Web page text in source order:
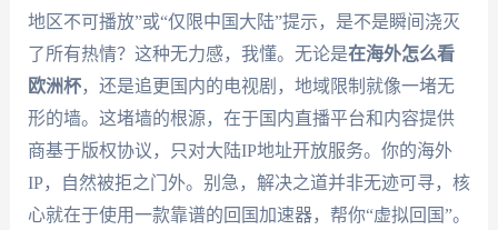
地区不可播放”或“仅限中国大陆”提示，是不是瞬间浇灭
了所有热情？这种无力感，我懂。无论是在海外怎么看
欧洲杯，还是追更国内的电视剧，地域限制就像一堵无
形的墙。这堵墙的根源，在于国内直播平台和内容提供
商基于版权协议，只对大陆IP地址开放服务。你的海外
IP，自然被拒之门外。别急，解决之道并非无迹可寻，核
心就在于使用一款靠谱的回国加速器，帮你“虚拟回国”。